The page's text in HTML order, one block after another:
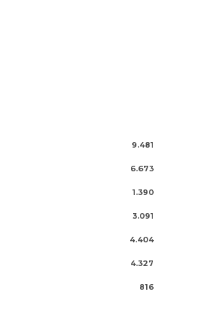
9.481
6.673
1.390
3.091
4.404
4.327
816